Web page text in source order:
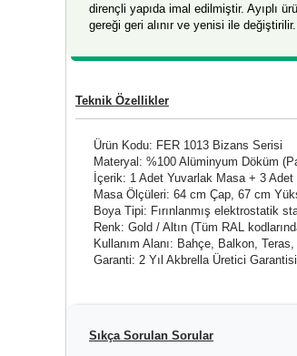
dirençli yapıda imal edilmiştir. Ayıplı
gereği geri alınır ve yenisi ile değiştirilir.
Teknik Özellikler
Ürün Kodu: FER 1013 Bizans Serisi
Materyal: %100 Alüminyum Döküm
İçerik: 1 Adet Yuvarlak Masa + 3
Masa Ölçüleri: 64 cm Çap, 67 cm
Boya Tipi: Fırınlanmış elektrostatik
Renk: Gold / Altın (Tüm RAL
Kullanım Alanı: Bahçe, Balkon,
Garanti: 2 Yıl Akbrella Üretici Garantisi
Sıkça Sorulan Sorular